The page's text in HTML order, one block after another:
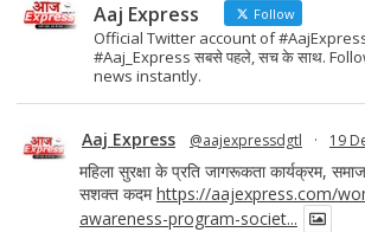
Aaj Express Follow
Official Twitter account of
#Aaj_Express सबसे पहले, सच के साथ.
news instantly.
Aaj Express @aajexpressdgtl · 19
महिला सुरक्षा के प्रति जागरूकता कार्यक्रम,
सशक्त कदमhttps://aajexpress.com/
awareness-program-societ...